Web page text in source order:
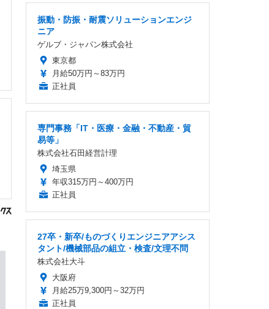
振動・防振・耐震ソリューションエンジ
ニア
ゲルブ・ジャパン株式会社
東京都
月給50万円～83万円
正社員
専門事務「IT・医療・金融・不動産・貿
易等」
株式会社石田経営計理
埼玉県
年収315万円～400万円
正社員
27卒・新卒/ものづくりエンジニアアシス
タント/機械部品の組立・検査/文理不問
株式会社大斗
大阪府
月給25万9,300円～32万円
正社員